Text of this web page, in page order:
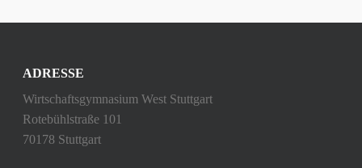
ADRESSE
Wirtschaftsgymnasium West Stuttgart
Rotebühlstraße 101
70178 Stuttgart